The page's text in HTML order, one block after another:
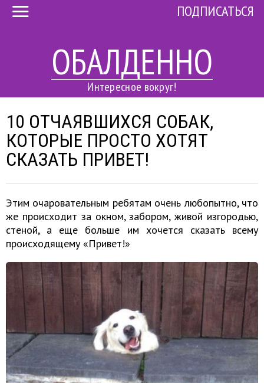
ОБАЛДЕННО
Интересное вокруг!
ПОДПИСАТЬСЯ
10 ОТЧАЯВШИХСЯ СОБАК,
КОТОРЫЕ ПРОСТО ХОТЯТ
СКАЗАТЬ ПРИВЕТ!
Этим очаровательным ребятам очень любопытно, что
же происходит за окном, забором, живой изгородью,
стеной, а еще больше им хочется сказать всему
происходящему «Привет!»